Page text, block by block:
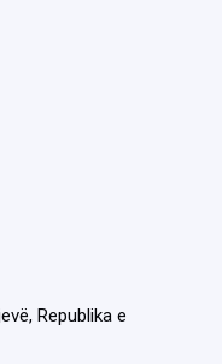
Republika e